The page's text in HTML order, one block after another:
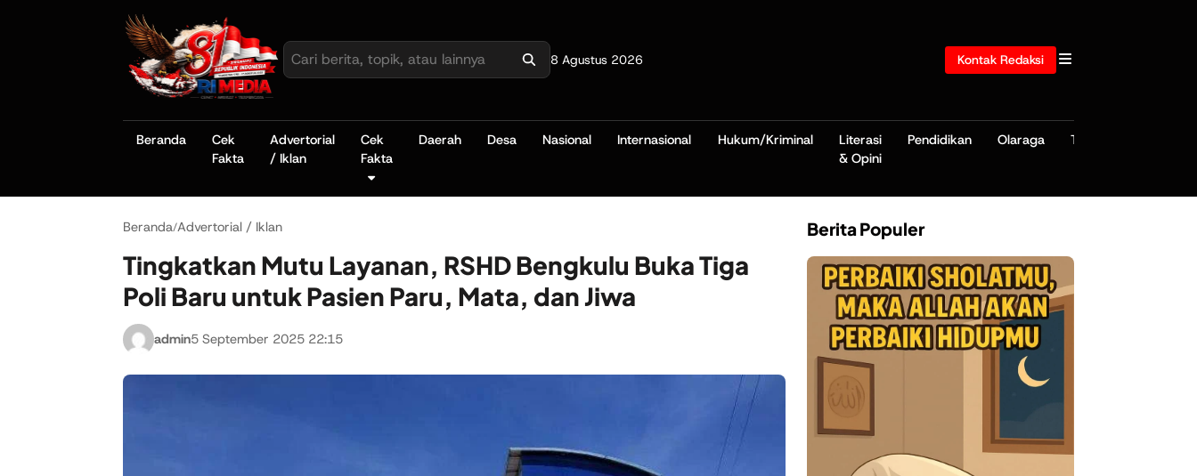
8 Agustus 2026 Kontak Redaksi
Beranda
Cek
Fakta
Advertorial
/ Iklan
Cek
Fakta
Daerah Desa Nasional Internasional Hukum/Kriminal
Literasi
& Opini
Pendidikan Olaraga TNI/POLRI
Beranda/Advertorial / Iklan
Tingkatkan Mutu Layanan, RSHD Bengkulu Buka Tiga
Poli Baru untuk Pasien Paru, Mata, dan Jiwa
admin5 September 2025 22:15
Berita Populer